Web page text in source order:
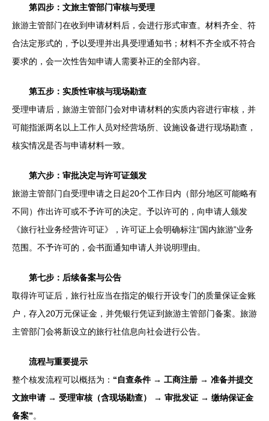
第四步：文旅主管部门审核与受理
旅游主管部门在收到申请材料后，会进行形式审查。材料齐全、符
合法定形式的，予以受理并出具受理通知书；材料不齐全或不符合
要求的，会一次性告知申请人需要补正的全部内容。
第五步：实质性审核与现场勘查
受理申请后，旅游主管部门会对申请材料的实质内容进行审核，并
可能指派两名以上工作人员对经营场所、设施设备进行现场勘查，
核实情况是否与申请材料一致。
第六步：审批决定与许可证颁发
旅游主管部门自受理申请之日起20个工作日内（部分地区可能略有
不同）作出许可或不予许可的决定。予以许可的，向申请人颁发
《旅行社业务经营许可证》，许可证上会明确标注“国内旅游”业务
范围。不予许可的，会书面通知申请人并说明理由。
第七步：后续备案与公告
取得许可证后，旅行社应当在指定的银行开设专门的质量保证金账
户，存入20万元保证金，并凭银行凭证到旅游主管部门备案。旅游
主管部门会将新设立的旅行社信息向社会进行公告。
流程与重要提示
整个核发流程可以概括为： “自查条件 → 工商注册 → 准备并提交
文旅申请 → 受理审核（含现场勘查） → 审批发证 → 缴纳保证金
备案”。